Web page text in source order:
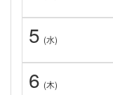
5 (水)
6 (木)